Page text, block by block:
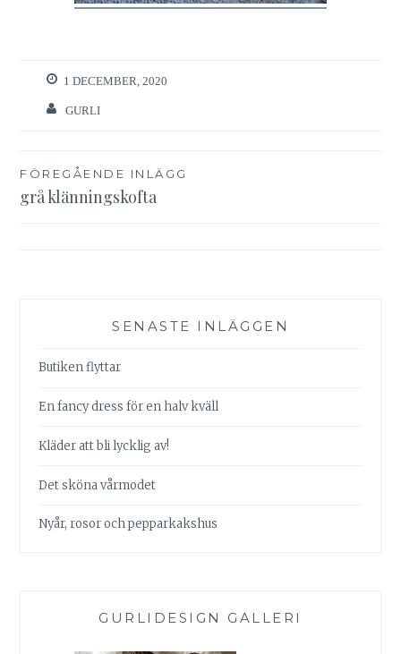
1 DECEMBER, 2020
GURLI
Inläggsnavigering
FÖREGÅENDE INLÄGG
grå klänningskofta
SENASTE INLÄGGEN
Butiken flyttar
En fancy dress för en halv kväll
Kläder att bli lycklig av!
Det sköna vårmodet
Nyår, rosor och pepparkakshus
GURLIDESIGN GALLERI